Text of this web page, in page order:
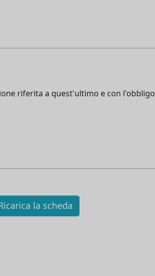
riferita a quest'ultimo e con l'obbligo
la scheda